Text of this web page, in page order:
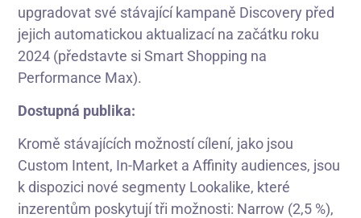
upgradovat své stávající kampaně Discovery před
jejich automatickou aktualizací na začátku roku
2024 (představte si Smart Shopping na
Performance Max).
Dostupná publika:
Kromě stávajících možností cílení, jako jsou
Custom Intent, In-Market a Affinity audiences, jsou
k dispozici nové segmenty Lookalike, které
inzerentům poskytují tři možnosti: Narrow (2,5 %),